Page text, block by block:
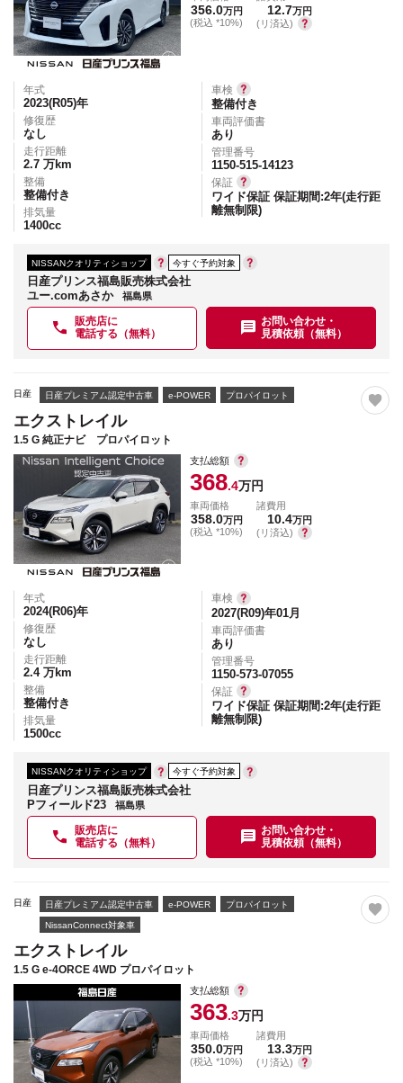
356.0万円
(税込 *10%)
12.7万円
(リ済込)
年式
2023(R05)年
修復歴
なし
走行距離
2.7 万km
整備
整備付き
排気量
1400cc
車検
整備付き
車両評価書
あり
管理番号
1150-515-14123
保証
ワイド保証 保証期間:2年(走行距
離無制限)
NISSANクオリティショップ 今すぐ予約対象
日産プリンス福島販売株式会社
ユー.comあさか
福島県
販売店に
電話する（無料）
お問い合わせ・
見積依頼（無料）
日産 日産プレミアム認定中古車 e-POWER プロパイロット
エクストレイル
1.5 G 純正ナビ プロパイロット
支払総額
368.4万円
車両価格
358.0万円
(税込 *10%)
諸費用
10.4万円
(リ済込)
年式
2024(R06)年
修復歴
なし
走行距離
2.4 万km
整備
整備付き
排気量
1500cc
車検
2027(R09)年01月
車両評価書
あり
管理番号
1150-573-07055
保証
ワイド保証 保証期間:2年(走行距
離無制限)
NISSANクオリティショップ 今すぐ予約対象
日産プリンス福島販売株式会社
Pフィールド23
福島県
販売店に
電話する（無料）
お問い合わせ・
見積依頼（無料）
日産 日産プレミアム認定中古車 e-POWER プロパイロット
NissanConnect対象車
エクストレイル
1.5 G e-4ORCE 4WD プロパイロット
支払総額
363.3万円
車両価格
350.0万円
(税込 *10%)
諸費用
13.3万円
(リ済込)